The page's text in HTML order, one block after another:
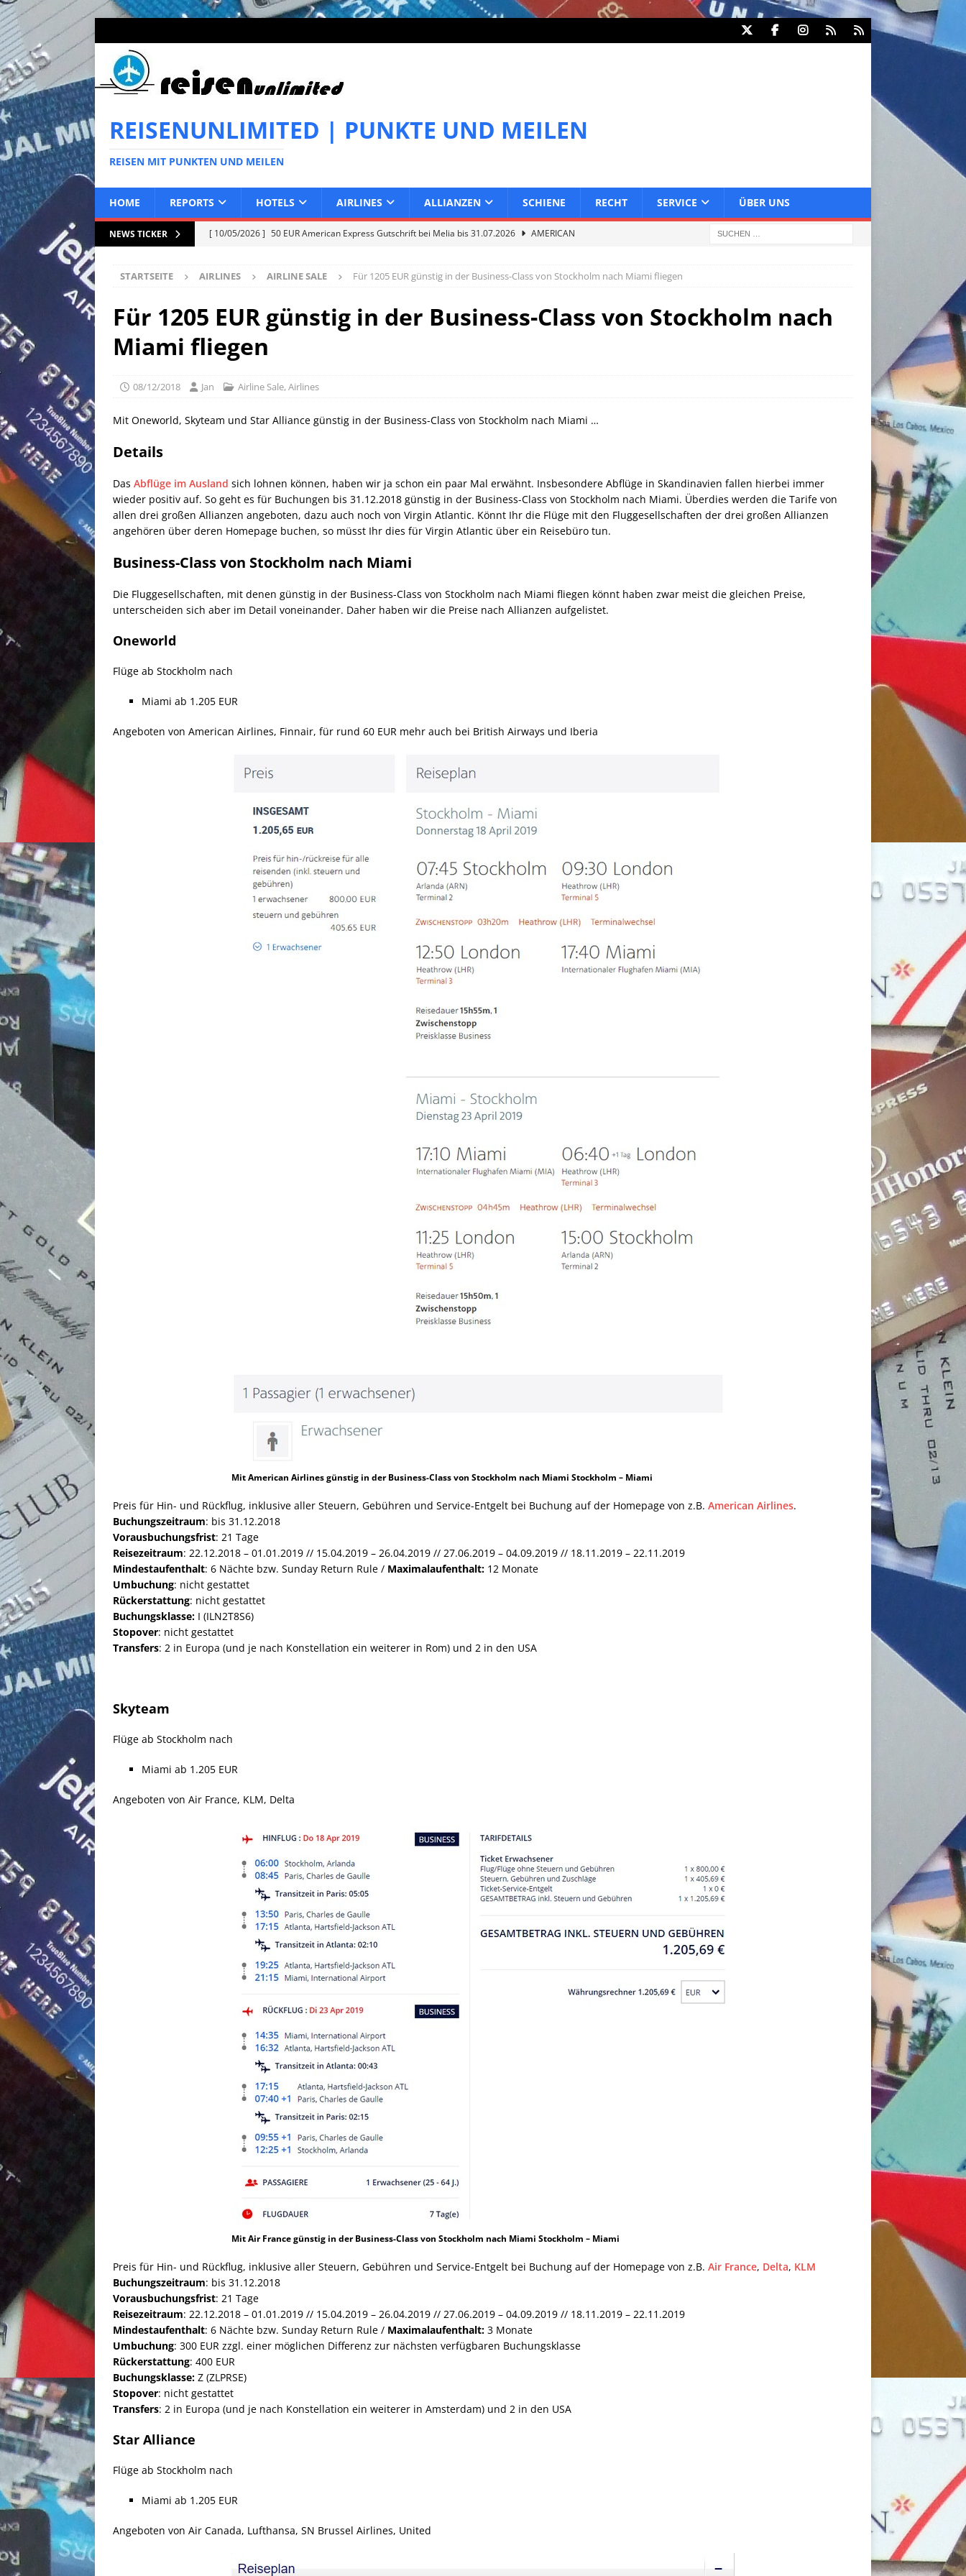
REISENUNLIMITED | PUNKTE UND MEILEN
REISEN MIT PUNKTEN UND MEILEN
HOME REPORTS HOTELS AIRLINES ALLIANZEN SCHIENE RECHT SERVICE ÜBER UNS
NEWS TICKER [ 10/05/2026 ] 50 EUR American Express Gutschrift bei Melia bis 31.07.2026
AMERICAN
[ 02/05/2026 ] 50 EUR American Express Gutschrift bei IHG bis 27.07.2026
AMERICAN
EXPRESS
[ 25/04/2026 ] Anpassung World of Hyatt Award Kategorien zum 20.05.2026
[ 04/04/2026 ]
[ 21/05/2026 ]
STARTSEITE AIRLINES AIRLINE SALE Für 1205 EUR günstig in der Business-Class von Stockholm nach Miami fliegen
Für 1205 EUR günstig in der Business-Class von Stockholm nach
Miami fliegen
08/12/2018 Jan Airline Sale,Airlines
Mit Oneworld, Skyteam und Star Alliance günstig in der Business-Class von Stockholm nach Miami …
Details
Das Abflüge im Ausland sich lohnen können, haben wir ja schon ein paar Mal erwähnt. Insbesondere Abflüge in Skandinavien fallen hierbei immer
wieder positiv auf. So geht es für Buchungen bis 31.12.2018 günstig in der Business-Class von Stockholm nach Miami. Überdies werden die Tarife von
allen drei großen Allianzen angeboten, dazu auch noch von Virgin Atlantic. Könnt Ihr die Flüge mit den Fluggesellschaften der drei großen Allianzen
angehören über deren Homepage buchen, so müsst Ihr dies für Virgin Atlantic über ein Reisebüro tun.
Business-Class von Stockholm nach Miami
Die Fluggesellschaften, mit denen günstig in der Business-Class von Stockholm nach Miami fliegen könnt haben zwar meist die gleichen Preise,
unterscheiden sich aber im Detail voneinander. Daher haben wir die Preise nach Allianzen aufgelistet.
Oneworld
Flüge ab Stockholm nach
Miami ab 1.205 EUR
Angeboten von American Airlines, Finnair, für rund 60 EUR mehr auch bei British Airways und Iberia
Mit American Airlines günstig in der Business-Class von Stockholm nach Miami Stockholm – Miami
Preis für Hin- und Rückflug, inklusive aller Steuern, Gebühren und Service-Entgelt bei Buchung auf der Homepage von z.B. American Airlines.
Buchungszeitraum: bis 31.12.2018
Vorausbuchungsfrist: 21 Tage
Reisezeitraum: 22.12.2018 – 01.01.2019 // 15.04.2019 – 26.04.2019 // 27.06.2019 – 04.09.2019 // 18.11.2019 – 22.11.2019
Mindestaufenthalt: 6 Nächte bzw. Sunday Return Rule / Maximalaufenthalt: 12 Monate
Umbuchung: nicht gestattet
Rückerstattung: nicht gestattet
Buchungsklasse: I (ILN2T8S6)
Stopover: nicht gestattet
Transfers: 2 in Europa (und je nach Konstellation ein weiterer in Rom) und 2 in den USA
Skyteam
Flüge ab Stockholm nach
Miami ab 1.205 EUR
Angeboten von Air France, KLM, Delta
Mit Air France günstig in der Business-Class von Stockholm nach Miami Stockholm – Miami
Preis für Hin- und Rückflug, inklusive aller Steuern, Gebühren und Service-Entgelt bei Buchung auf der Homepage von z.B. Air France, Delta, KLM
Buchungszeitraum: bis 31.12.2018
Vorausbuchungsfrist: 21 Tage
Reisezeitraum: 22.12.2018 – 01.01.2019 // 15.04.2019 – 26.04.2019 // 27.06.2019 – 04.09.2019 // 18.11.2019 – 22.11.2019
Mindestaufenthalt: 6 Nächte bzw. Sunday Return Rule / Maximalaufenthalt: 3 Monate
Umbuchung: 300 EUR zzgl. einer möglichen Differenz zur nächsten verfügbaren Buchungsklasse
Rückerstattung: 400 EUR
Buchungsklasse: Z (ZLPRSE)
Stopover: nicht gestattet
Transfers: 2 in Europa (und je nach Konstellation ein weiterer in Amsterdam) und 2 in den USA
Star Alliance
Flüge ab Stockholm nach
Miami ab 1.205 EUR
Angeboten von Air Canada, Lufthansa, SN Brussel Airlines, United